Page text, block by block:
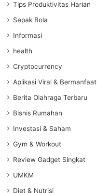
Tips Produktivitas Harian
Sepak Bola
Informasi
health
Cryptocurrency
Aplikasi Viral & Bermanfaat
Berita Olahraga Terbaru
Bisnis Rumahan
Investasi & Saham
Gym & Workout
Review Gadget Singkat
UMKM
Diet & Nutrisi